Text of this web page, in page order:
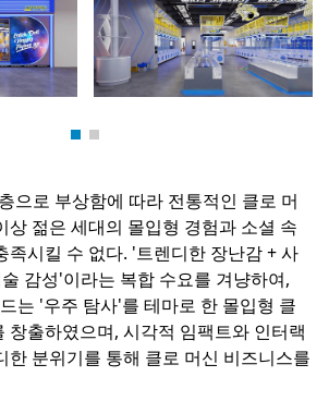
으로 부상함에 따라 전통적인 클로 머
상 젊은 세대의 몰입형 경험과 소셜 속
족시킬 수 없다. '트렌디한 장난감 + 사
감성'이라는 복합 수요를 겨냥하여,
는 '우주 탐사'를 테마로 한 몰입형 클
창출하였으며, 시각적 임팩트와 인터랙
한 분위기를 통해 클로 머신 비즈니스를